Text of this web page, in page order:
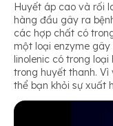
Huyết áp cao và rối
hàng đầu gây ra
các hợp chất có
một loại enzyme
linolenic có trong
trong huyết thanh.
thể bạn khỏi sự xuất